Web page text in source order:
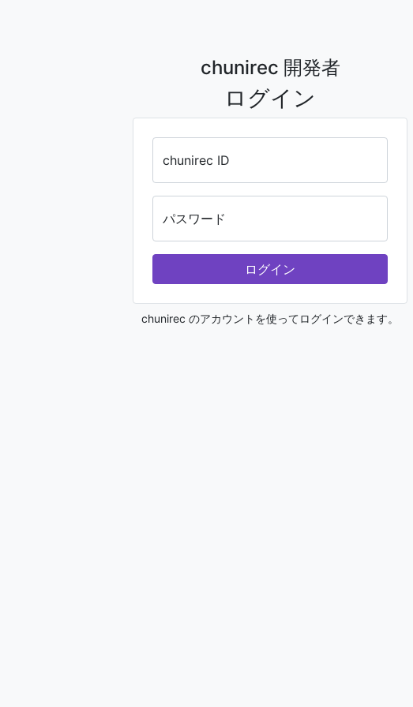
chunirec 開発者
ログイン
chunirec ID
パスワード
ログイン
chunirec のアカウントを使ってログインできます。